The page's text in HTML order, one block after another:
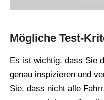
Mögliche Test-
Es ist wichtig, dass Sie
genau inspizieren und
Sie, dass nicht alle